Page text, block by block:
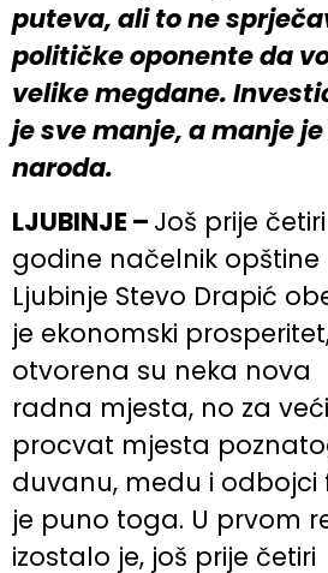
puteva, ali to ne
političke oponente da
velike megdane.
je sve manje, a manje
naroda.
LJUBINJE – Još prije četiri
godine načelnik opštine
Ljubinje Stevo Drapić
je ekonomski
otvorena su neka nova
radna mjesta, no za veći
procvat mjesta
duvanu, medu i odbojci
je puno toga. U prvom
izostalo je, još prije četiri